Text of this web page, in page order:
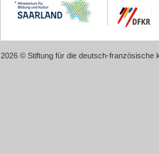
2026 © Stiftung für die deutsch-französische